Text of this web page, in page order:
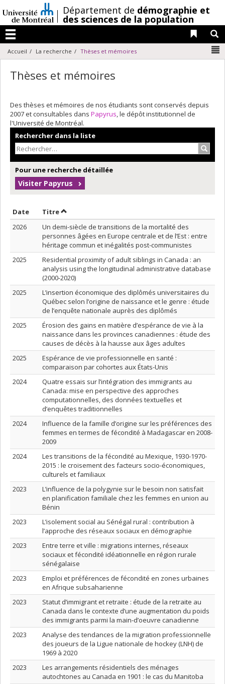
au
contenu
/Département de démographie et
des sciences de la population
Menu
Liens
Accueil La recherche Thèses et mémoires
Thèses et mémoires
Des thèses et mémoires de nos étudiants sont conservés depuis
2007 et consultables dans Papyrus, le dépôt institutionnel de
l'Université de Montréal.
Rechercher dans la liste
Pour une recherche détaillée
Visiter Papyrus
Date Trier par date en ordre croissant
TitreTrier par titre en ordre croissant
2026
Un demi-siècle de transitions de la mortalité des
personnes âgées en Europe centrale et de l’Est : entre
héritage commun et inégalités post-communistes
2025
Residential proximity of adult siblings in Canada : an
analysis using the longitudinal administrative database
(2000-2020)
2025
L’insertion économique des diplômés universitaires du
Québec selon l’origine de naissance et le genre : étude
de l’enquête nationale auprès des diplômés
2025
Érosion des gains en matière d’espérance de vie à la
naissance dans les provinces canadiennes : étude des
causes de décès à la hausse aux âges adultes
2025
Espérance de vie professionnelle en santé :
comparaison par cohortes aux États-Unis
2024
Quatre essais sur l’intégration des immigrants au
Canada: mise en perspective des approches
computationnelles, des données textuelles et
d’enquêtes traditionnelles
2024
Influence de la famille d’origine sur les préférences des
femmes en termes de fécondité à Madagascar en 2008-
2009
2024
Les transitions de la fécondité au Mexique, 1930-1970-
2015 : le croisement des facteurs socio-économiques,
culturels et familiaux
2023
L’influence de la polygynie sur le besoin non satisfait
en planification familiale chez les femmes en union au
Bénin
2023
L’isolement social au Sénégal rural : contribution à
l’approche des réseaux sociaux en démographie
2023
Entre terre et ville : migrations internes, réseaux
sociaux et fécondité idéationnelle en région rurale
sénégalaise
2023
Emploi et préférences de fécondité en zones urbaines
en Afrique subsaharienne
2023
Statut d’immigrant et retraite : étude de la retraite au
Canada dans le contexte d’une augmentation du poids
des immigrants parmi la main-d’oeuvre canadienne
2023
Analyse des tendances de la migration professionnelle
des joueurs de la Ligue nationale de hockey (LNH) de
1969 à 2020
2023
Les arrangements résidentiels des ménages
autochtones au Canada en 1901 : le cas du Manitoba